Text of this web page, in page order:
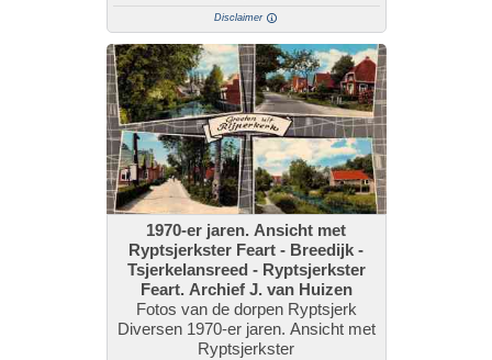
Disclaimer
1970-er jaren. Ansicht met
Ryptsjerkster Feart - Breedijk -
Tsjerkelansreed - Ryptsjerkster
Feart. Archief J. van Huizen
Fotos van de dorpen Ryptsjerk
Diversen 1970-er jaren. Ansicht met
Ryptsjerkster